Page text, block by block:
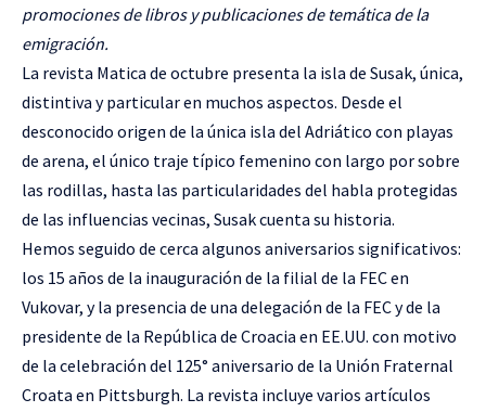
promociones de libros y publicaciones de temática de la
emigración.
La revista Matica de octubre presenta la isla de Susak, única,
distintiva y particular en muchos aspectos. Desde el
desconocido origen de la única isla del Adriático con playas
de arena, el único traje típico femenino con largo por sobre
las rodillas, hasta las particularidades del habla protegidas
de las influencias vecinas, Susak cuenta su historia.
Hemos seguido de cerca algunos aniversarios significativos:
los 15 años de la inauguración de la filial de la FEC en
Vukovar, y la presencia de una delegación de la FEC y de la
presidente de la República de Croacia en EE.UU. con motivo
de la celebración del 125° aniversario de la Unión Fraternal
Croata en Pittsburgh. La revista incluye varios artículos